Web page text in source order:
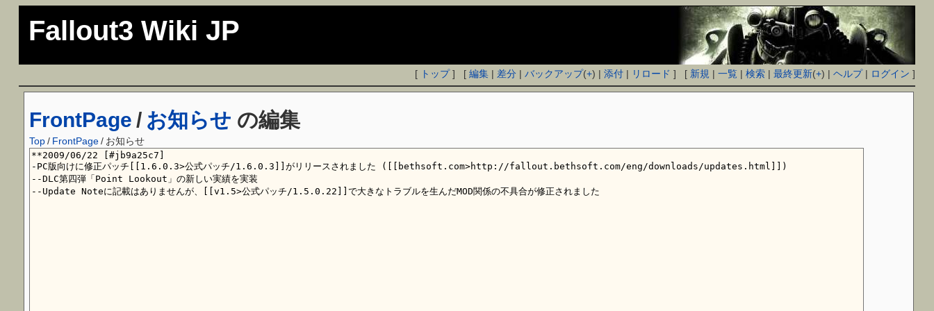
Fallout3 Wiki JP
[ トップ] [編集 | 差分 |バックアップ(+) |添付 | リロード ] [ 新規 |一覧 |検索 |最終更新(+) |ヘルプ| ログイン ]
FrontPage / お知らせ の編集
Top/ FrontPage/ お知らせ